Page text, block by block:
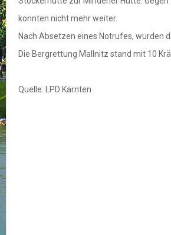
konnten nicht mehr weiter.
Nach Absetzen eines Notrufes, wurden
Die Bergrettung Mallnitz stand mit 10
Quelle: LPD Kärnten